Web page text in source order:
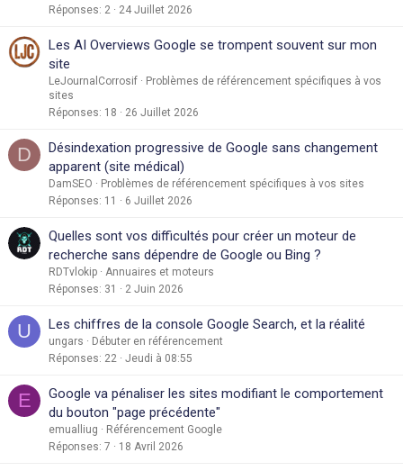
Réponses 2 24 Juillet 2026
Les AI Overviews Google se trompent souvent sur mon
site
LeJournalCorrosif
Problèmes de référencement spécifiques à vos
sites
Réponses 18 26 Juillet 2026
D
Désindexation progressive de Google sans changement
apparent (site médical)
DamSEO
Problèmes de référencement spécifiques à vos sites
Réponses 11 6 Juillet 2026
Quelles sont vos difficultés pour créer un moteur de
recherche sans dépendre de Google ou Bing ?
RDTvlokip
Annuaires et moteurs
Réponses 31 2 Juin 2026
U Les chiffres de la console Google Search, et la réalité
ungars
Débuter en référencement
Réponses 22 Jeudi à 08:55
E
Google va pénaliser les sites modifiant le comportement
du bouton "page précédente"
emualliug
Référencement Google
Réponses 7 18 Avril 2026